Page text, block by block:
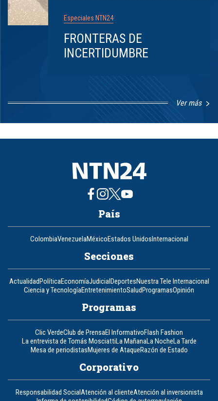
Especiales NTN24
FRONTERAS DE
INCERTIDUMBRE
Ver más
8
País
ColombiaVenezuelaMéxicoEstados UnidosInternacional
Secciones
ActualidadPolíticaEconomíaJudicialDeportesNuestra Tele Internacional
Ciencia y TecnologíaEntretenimientoSaludProgramasOpinión
Programas
Clic VerdeClub de PrensaEl InformativoFlash Fashion
La entrevista de Tomás MosciattiLa MañanaLa NocheLa Tarde
Mesa de periodistasMujeres de AtaqueRazón de Estado
Corporativo
Responsabilidad SocialAtención al clienteAtención al inversionista